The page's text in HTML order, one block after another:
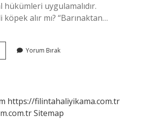
hükümleri uygulamalıdır.
alır mı? “Barınaktan…
Yorum Bırak
https://filintahaliyikama.com.tr
Sitemap